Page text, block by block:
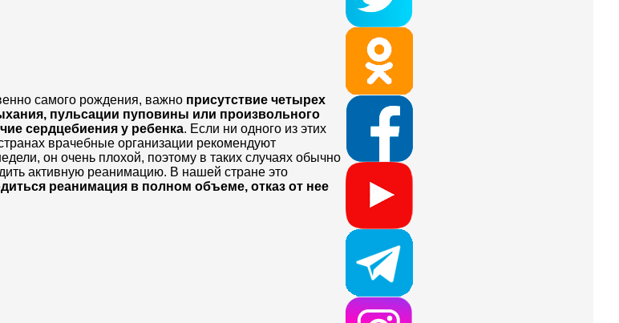
самого рождения, важно присутствие четырех
пульсации пуповины или произвольного
сердцебиения у ребенка. Если ни одного из этих
врачебные организации рекомендуют
он очень плохой, поэтому в таких случаях обычно
активную реанимацию. В нашей стране это
реанимация в полном объеме, отказ от нее